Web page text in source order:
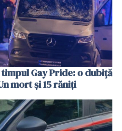
Gay Pride: o dubiță
mort și 15 răniți